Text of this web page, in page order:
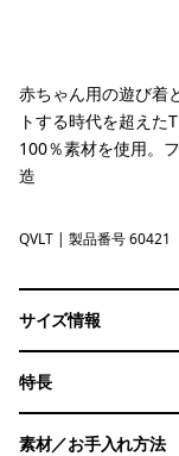
赤ちゃん用の遊び着
トする時代を超えた
100％素材を使用。
造
Quiet Violet
QVLT | 製品番号 60421
サイズ情報
特長
素材／お手入れ方法